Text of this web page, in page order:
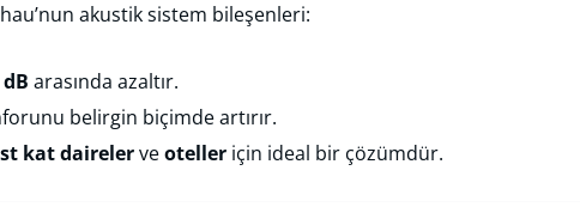
akustik sistem bileşenleri:
arasında azaltır.
belirgin biçimde artırır.
kat dairelerveoteller için ideal bir çözümdür.